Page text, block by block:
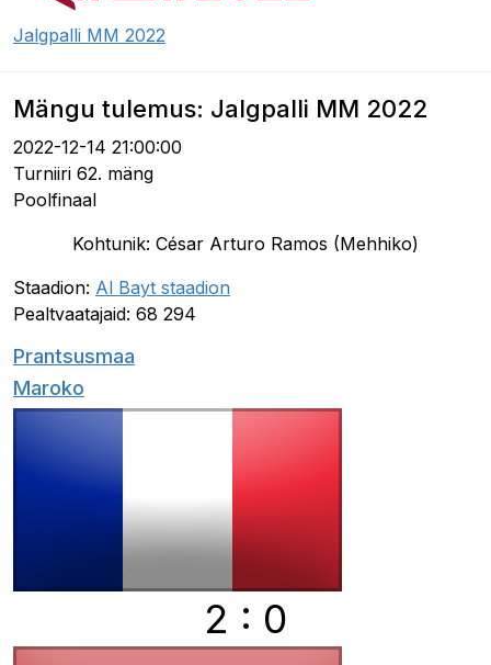
Jalgpalli MM 2022
Mängu tulemus: Jalgpalli MM 2022
2022-12-14 21:00:00
Turniiri 62. mäng
Poolfinaal
Kohtunik: César Arturo Ramos (Mehhiko)
Staadion: Al Bayt staadion
Pealtvaatajaid: 68 294
Prantsusmaa
Maroko
2 : 0